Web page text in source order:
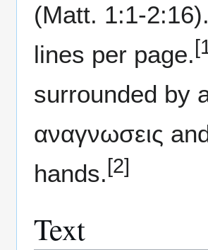
(Matt. 1:1-
lines per page.
surrounded by
αναγνωσεις
hands. [2]
Text